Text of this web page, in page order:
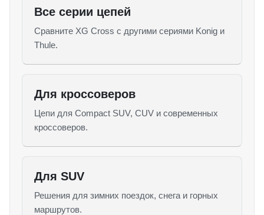
Все серии цепей
Сравните XG Cross с другими сериями Konig и
Thule.
Для кроссоверов
Цепи для Compact SUV, CUV и современных
кроссоверов.
Для SUV
Решения для зимних поездок, снега и горных
маршрутов.